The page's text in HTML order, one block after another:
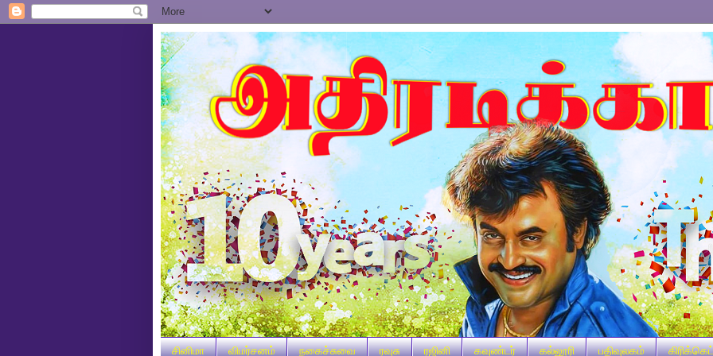
சினிமா விமர்சனம் நகைச்சுவை ரவுசு ரஜினி கவுண்டர் கல்லூரி பதிவுலகம்